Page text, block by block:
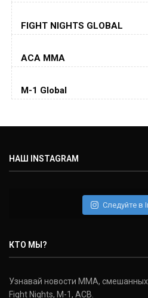
Jorge Masvidal
Колби Ковингтон
Дэниель Кормье
(22-2-0, 1)
Donald Cerrone
FIGHT NIGHTS GLOBAL
ACA MMA
M-1 Global
НАШ INSTAGRAM
Следуйте в
КТО МЫ?
Узнавай новости ММА, смешанных
Fight Nights, M-1, ACB.